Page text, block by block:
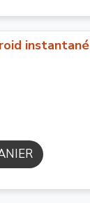
instantané